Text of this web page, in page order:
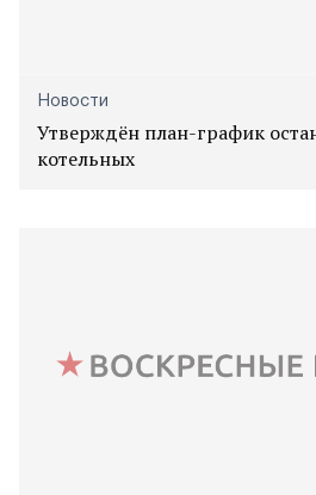
Новости
Утверждён план-график
котельных